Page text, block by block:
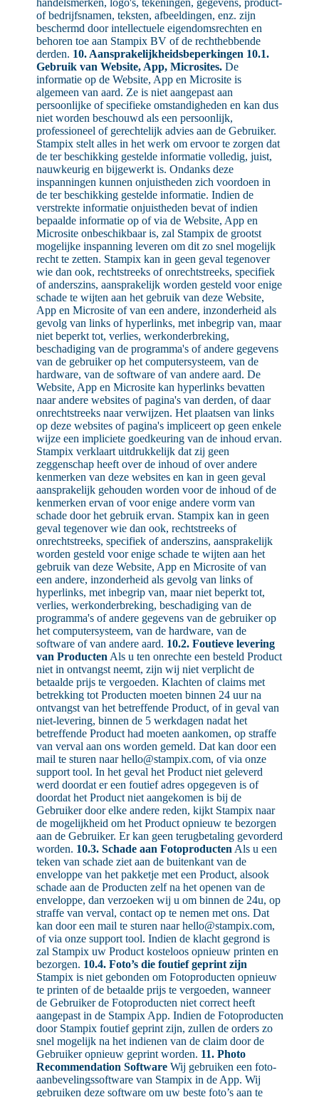
of bedrijfsnamen, teksten, afbeeldingen, enz. zijn
beschermd door intellectuele eigendomsrechten en
behoren toe aan Stampix BV of de rechthebbende
derden. 10. Aansprakelijkheidsbeperkingen 10.1.
Gebruik van Website, App, Microsites.De
informatie op de Website, App en Microsite is
algemeen van aard. Ze is niet aangepast aan
persoonlijke of specifieke omstandigheden en kan dus
niet worden beschouwd als een persoonlijk,
professioneel of gerechtelijk advies aan de Gebruiker.
Stampix stelt alles in het werk om ervoor te zorgen dat
de ter beschikking gestelde informatie volledig, juist,
nauwkeurig en bijgewerkt is. Ondanks deze
inspanningen kunnen onjuistheden zich voordoen in
de ter beschikking gestelde informatie. Indien de
verstrekte informatie onjuistheden bevat of indien
bepaalde informatie op of via de Website, App en
Microsite onbeschikbaar is, zal Stampix de grootst
mogelijke inspanning leveren om dit zo snel mogelijk
recht te zetten. Stampix kan in geen geval tegenover
wie dan ook, rechtstreeks of onrechtstreeks, specifiek
of anderszins, aansprakelijk worden gesteld voor enige
schade te wijten aan het gebruik van deze Website,
App en Microsite of van een andere, inzonderheid als
gevolg van links of hyperlinks, met inbegrip van, maar
niet beperkt tot, verlies, werkonderbreking,
beschadiging van de programma's of andere gegevens
van de gebruiker op het computersysteem, van de
hardware, van de software of van andere aard. De
Website, App en Microsite kan hyperlinks bevatten
naar andere websites of pagina's van derden, of daar
onrechtstreeks naar verwijzen. Het plaatsen van links
op deze websites of pagina's impliceert op geen enkele
wijze een impliciete goedkeuring van de inhoud ervan.
Stampix verklaart uitdrukkelijk dat zij geen
zeggenschap heeft over de inhoud of over andere
kenmerken van deze websites en kan in geen geval
aansprakelijk gehouden worden voor de inhoud of de
kenmerken ervan of voor enige andere vorm van
schade door het gebruik ervan. Stampix kan in geen
geval tegenover wie dan ook, rechtstreeks of
onrechtstreeks, specifiek of anderszins, aansprakelijk
worden gesteld voor enige schade te wijten aan het
gebruik van deze Website, App en Microsite of van
een andere, inzonderheid als gevolg van links of
hyperlinks, met inbegrip van, maar niet beperkt tot,
verlies, werkonderbreking, beschadiging van de
programma's of andere gegevens van de gebruiker op
het computersysteem, van de hardware, van de
software of van andere aard. 10.2. Foutieve levering
van Producten Als u ten onrechte een besteld Product
niet in ontvangst neemt, zijn wij niet verplicht de
betaalde prijs te vergoeden. Klachten of claims met
betrekking tot Producten moeten binnen 24 uur na
ontvangst van het betreffende Product, of in geval van
niet-levering, binnen de 5 werkdagen nadat het
betreffende Product had moeten aankomen, op straffe
van verval aan ons worden gemeld. Dat kan door een
mail te sturen naar hello@stampix.com, of via onze
support tool. In het geval het Product niet geleverd
werd doordat er een foutief adres opgegeven is of
doordat het Product niet aangekomen is bij de
Gebruiker door elke andere reden, kijkt Stampix naar
de mogelijkheid om het Product opnieuw te bezorgen
aan de Gebruiker. Er kan geen terugbetaling gevorderd
worden. 10.3. Schade aan Fotoproducten Als u een
teken van schade ziet aan de buitenkant van de
enveloppe van het pakketje met een Product, alsook
schade aan de Producten zelf na het openen van de
enveloppe, dan verzoeken wij u om binnen de 24u, op
straffe van verval, contact op te nemen met ons. Dat
kan door een mail te sturen naar hello@stampix.com,
of via onze support tool. Indien de klacht gegrond is
zal Stampix uw Product kosteloos opnieuw printen en
bezorgen. 10.4. Foto’s die foutief geprint zijn
Stampix is niet gebonden om Fotoproducten opnieuw
te printen of de betaalde prijs te vergoeden, wanneer
de Gebruiker de Fotoproducten niet correct heeft
aangepast in de Stampix App. Indien de Fotoproducten
door Stampix foutief geprint zijn, zullen de orders zo
snel mogelijk na het indienen van de claim door de
Gebruiker opnieuw geprint worden. 11. Photo
Recommendation SoftwareWij gebruiken een foto-
aanbevelingssoftware van Stampix in de App. Wij
gebruiken deze software om uw beste foto’s aan te